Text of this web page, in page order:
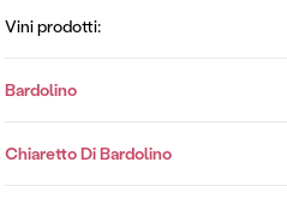
Vini prodotti:
Bardolino
Chiaretto Di Bardolino